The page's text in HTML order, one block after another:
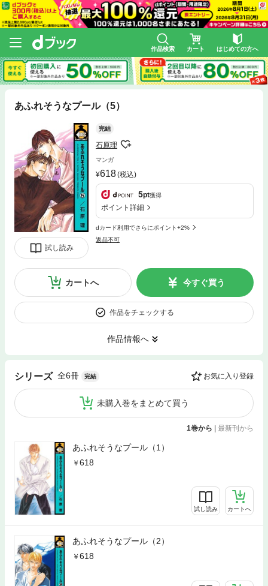
作品検索 カート はじめての方へ
あふれそうなプール（5）
試し読み
完結
石原理
マンガ
618(税込)
5pt獲得
ポイント詳細
dカード利用でさらにポイント+2%
返品不可
カートへ 今すぐ買う
作品をチェックする
作品情報へ
シリーズ 全6冊 完結 お気に入り登録
未購入巻をまとめて買う
1巻から | 最新刊から
あふれそうなプール（1）
618
試し読み カートへ
あふれそうなプール（2）
618